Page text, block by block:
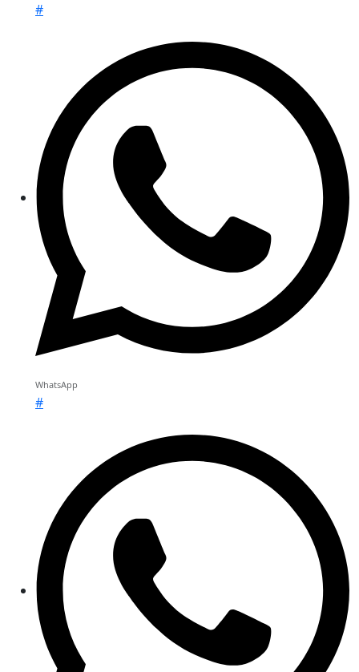
#
WhatsApp
#